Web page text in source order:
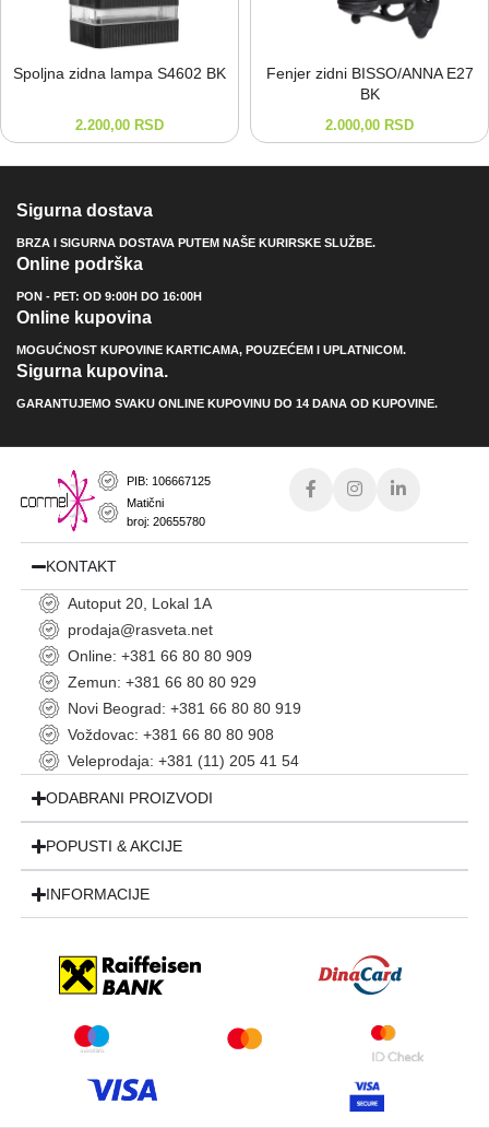
Spoljna zidna lampa S4602 BK
2.200,00 RSD
Fenjer zidni BISSO/ANNA E27
BK
2.000,00 RSD
Sigurna dostava
BRZA I SIGURNA DOSTAVA PUTEM NAŠE KURIRSKE SLUŽBE.
Online podrška
PON - PET: OD 9:00H DO 16:00H
Online kupovina
MOGUĆNOST KUPOVINE KARTICAMA, POUZEĆEM I UPLATNICOM.
Sigurna kupovina.
GARANTUJEMO SVAKU ONLINE KUPOVINU DO 14 DANA OD KUPOVINE.
PIB: 106667125
Matični
broj: 20655780
KONTAKT
Autoput 20, Lokal 1A
prodaja@rasveta.net
Online: +381 66 80 80 909
Zemun: +381 66 80 80 929
Novi Beograd: +381 66 80 80 919
Voždovac: +381 66 80 80 908
Veleprodaja: +381 (11) 205 41 54
ODABRANI PROIZVODI
POPUSTI & AKCIJE
INFORMACIJE